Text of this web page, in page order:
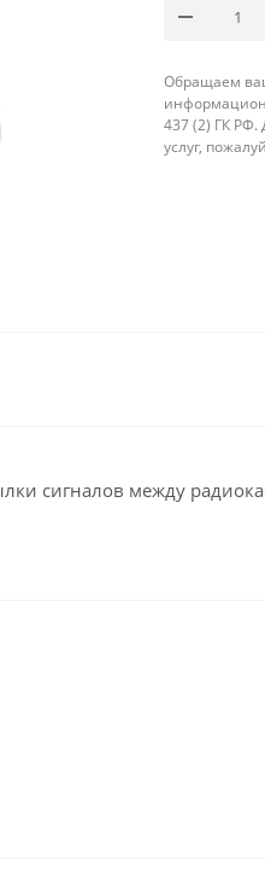
Обращаем
437 (2) ГК РФ.
услуг,
сигналов между